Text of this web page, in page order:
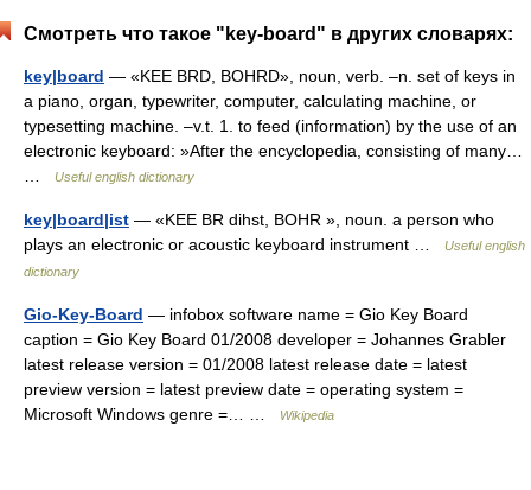
Смотреть что такое "key-board" в других словарях:
key|board — «KEE BRD, BOHRD», noun, verb. –n. set of keys in
a piano, organ, typewriter, computer, calculating machine, or
typesetting machine. –v.t. 1. to feed (information) by the use of an
electronic keyboard: »After the encyclopedia, consisting of many…
Useful english dictionary
key|board|ist — «KEE BR dihst, BOHR », noun. a person who
plays an electronic or acoustic keyboard instrument …
Useful english
dictionary
Gio-Key-Board — infobox software name = Gio Key Board
caption = Gio Key Board 01/2008 developer = Johannes Grabler
latest release version = 01/2008 latest release date = latest
preview version = latest preview date = operating system =
Microsoft Windows genre =… …
Wikipedia